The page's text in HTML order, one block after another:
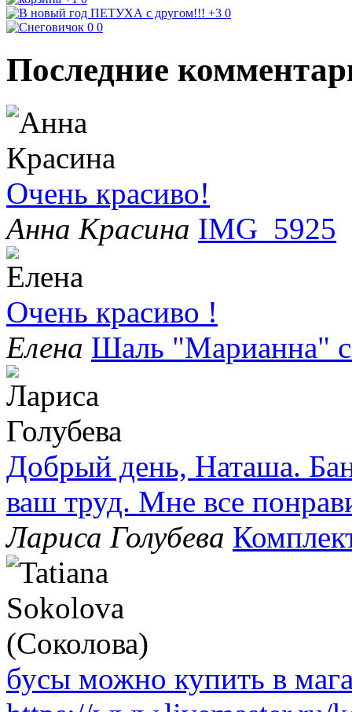
+3 0
0 0
Последние
Очень красиво!
Анна Красина IMG_5925
Очень красиво !
Елена Шаль "Марианна"
Добрый день, Наташа.
ваш труд. Мне все
Лариса Голубева
бусы можно купить в